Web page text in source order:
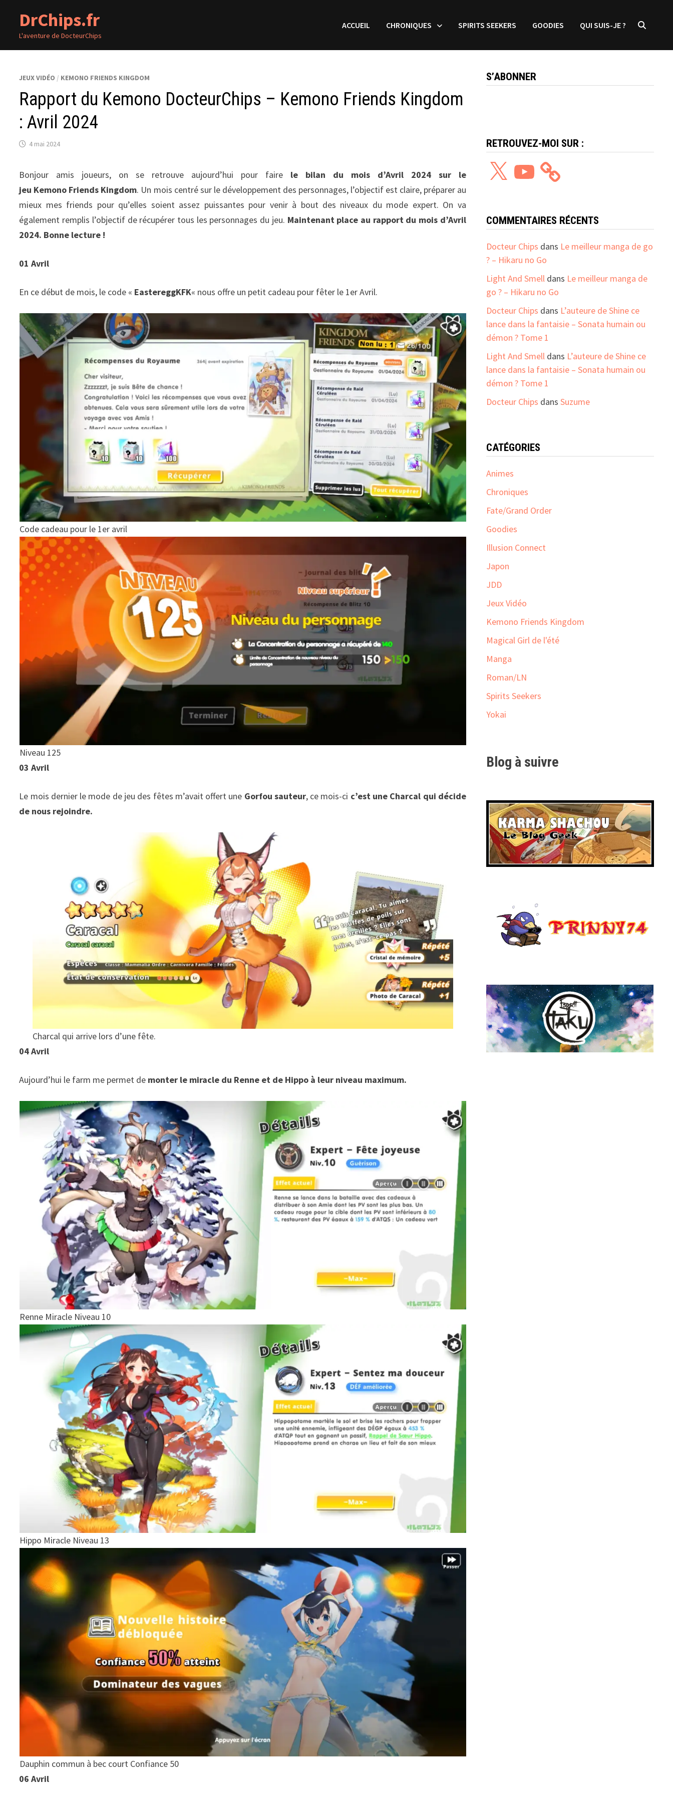
contenu
DrChips.fr
L'aventure de DocteurChips
ACCUEIL CHRONIQUES SPIRITS SEEKERS GOODIES QUI SUIS-JE ?
JEUX VIDÉO / KEMONO FRIENDS KINGDOM
Rapport du Kemono DocteurChips – Kemono Friends Kingdom
: Avril 2024
4 mai 2024
Bonjour amis joueurs, on se retrouve aujourd’hui pour faire le bilan du mois d’Avril 2024 sur le
jeu Kemono Friends Kingdom. Un mois centré sur le développement des personnages, l’objectif est claire, préparer au
mieux mes friends pour qu’elles soient assez puissantes pour venir à bout des niveaux du mode expert. On va
également remplis l’objectif de récupérer tous les personnages du jeu. Maintenant place au rapport du mois d’Avril
2024. Bonne lecture !
01 Avril
En ce début de mois, le code « EastereggKFK« nous offre un petit cadeau pour fêter le 1er Avril.
Code cadeau pour le 1er avril
Niveau 125
03 Avril
Le mois dernier le mode de jeu des fêtes m’avait offert une Gorfou sauteur, ce mois-ci c’est une Charcal qui décide
de nous rejoindre.
Charcal qui arrive lors d’une fête.
04 Avril
Aujourd’hui le farm me permet de monter le miracle du Renne et de Hippo à leur niveau maximum.
Renne Miracle Niveau 10
Hippo Miracle Niveau 13
Dauphin commun à bec court Confiance 50
06 Avril
S’ABONNER
RETROUVEZ-MOI SUR :
YouTube
COMMENTAIRES RÉCENTS
Docteur Chips dans Le meilleur manga de go
? – Hikaru no Go
Light And Smelldans Le meilleur manga de
go ? – Hikaru no Go
Docteur Chips dans L’auteure de Shine ce
lance dans la fantaisie – Sonata humain ou
démon ? Tome 1
Light And Smelldans L’auteure de Shine ce
lance dans la fantaisie – Sonata humain ou
démon ? Tome 1
Docteur Chips dans Suzume
CATÉGORIES
Animes
Chroniques
Fate/Grand Order
Goodies
Illusion Connect
Japon
JDD
Jeux Vidéo
Kemono Friends Kingdom
Magical Girl de l'été
Manga
Roman/LN
Spirits Seekers
Yokai
Blog à suivre